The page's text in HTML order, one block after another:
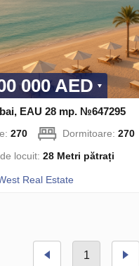
000 AED
EAU 28 mp. №647295
270 Dormitoare:270
locuit:28 Metri pătrați
Real Estate
1